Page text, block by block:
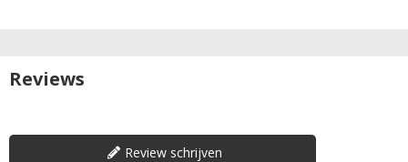
Reviews
Review schrijven